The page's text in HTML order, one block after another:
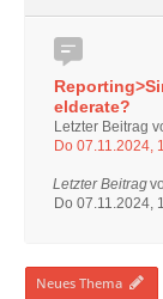
elderate?
Letzter Beitrag
Do 07.11.2024,
Letzter Beitrag
Do 07.11.2024,
Neues Thema